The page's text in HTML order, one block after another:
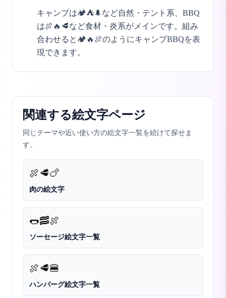
キャンプは🏕️⛺🌲など自然・テント系、BBQ
は🍖🔥🥩など食材・炎系がメインです。組み
合わせると🏕️🔥🍖のようにキャンプBBQを表
現できます。
関連する絵文字ページ
同じテーマや近い使い方の絵文字一覧を続けて探せま
す。
🍖🥩🍗
肉の絵文字
🌭🥓🍖
ソーセージ絵文字一覧
🍖🥩🍔
ハンバーグ絵文字一覧